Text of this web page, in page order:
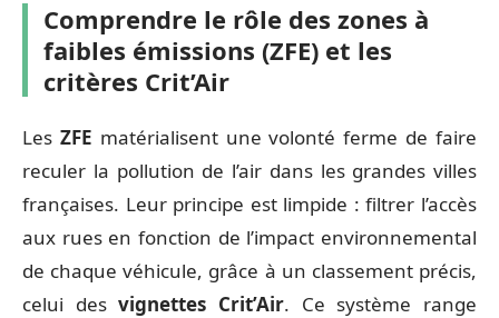
Comprendre le rôle des zones à
faibles émissions (ZFE) et les
critères Crit’Air
Les ZFE matérialisent une volonté ferme de faire
reculer la pollution de l’air dans les grandes villes
françaises. Leur principe est limpide : filtrer l’accès
aux rues en fonction de l’impact environnemental
de chaque véhicule, grâce à un classement précis,
celui desvignettes Crit’Air. Ce système range